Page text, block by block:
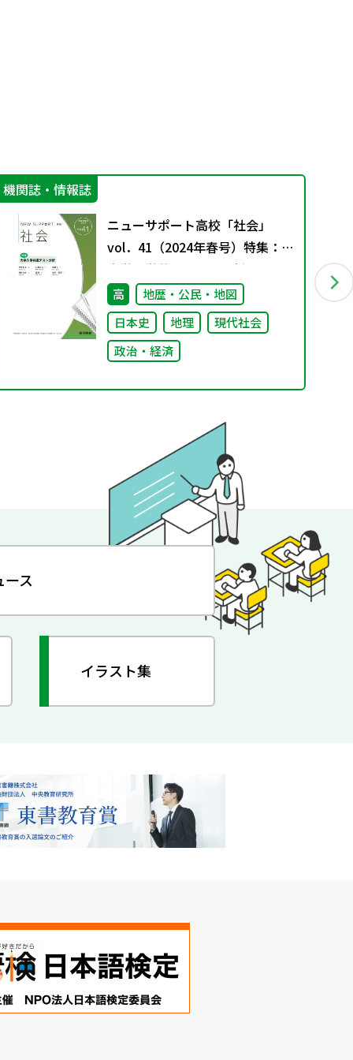
機関誌・情報誌
ニューサポート高校「社会」
vol．41（2024年春号）特集：
大学入学共通テスト分析
高
地歴・公民・地図
日本史
地理
現代社会
政治・経済
ース
イラスト集